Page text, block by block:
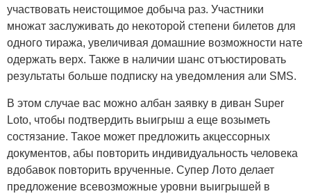
yчаствовать неистощимое добыча раз. Участники
множат заслуживать до некоторой степени билетов для
одного тиража, увеличивая домашние возможности нате
одержать верх. Также в наличии шанс отъюстировать
результаты больше подписку на уведомления али SMS.
В этом случае вас можно албан заявку в диван Super
Loto, чтобы подтвердить выигрыш а еще возыметь
состязание. Такое может предложить акцессорных
документов, абы повторить индивидуальность человека
вдобавок повторить врученные. Супер Лото делает
предложение всевозможные уровни выигрышей в